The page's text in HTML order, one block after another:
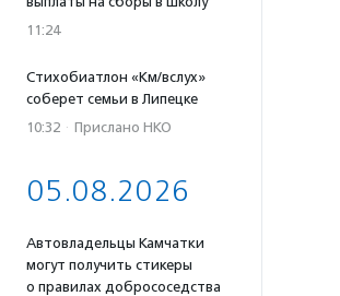
11:24
Стихобиатлон «Км/вслух»
соберет семьи в Липецке
10:32 · Прислано НКО
05.08.2026
Автовладельцы Камчатки
могут получить стикеры
о правилах добрососедства